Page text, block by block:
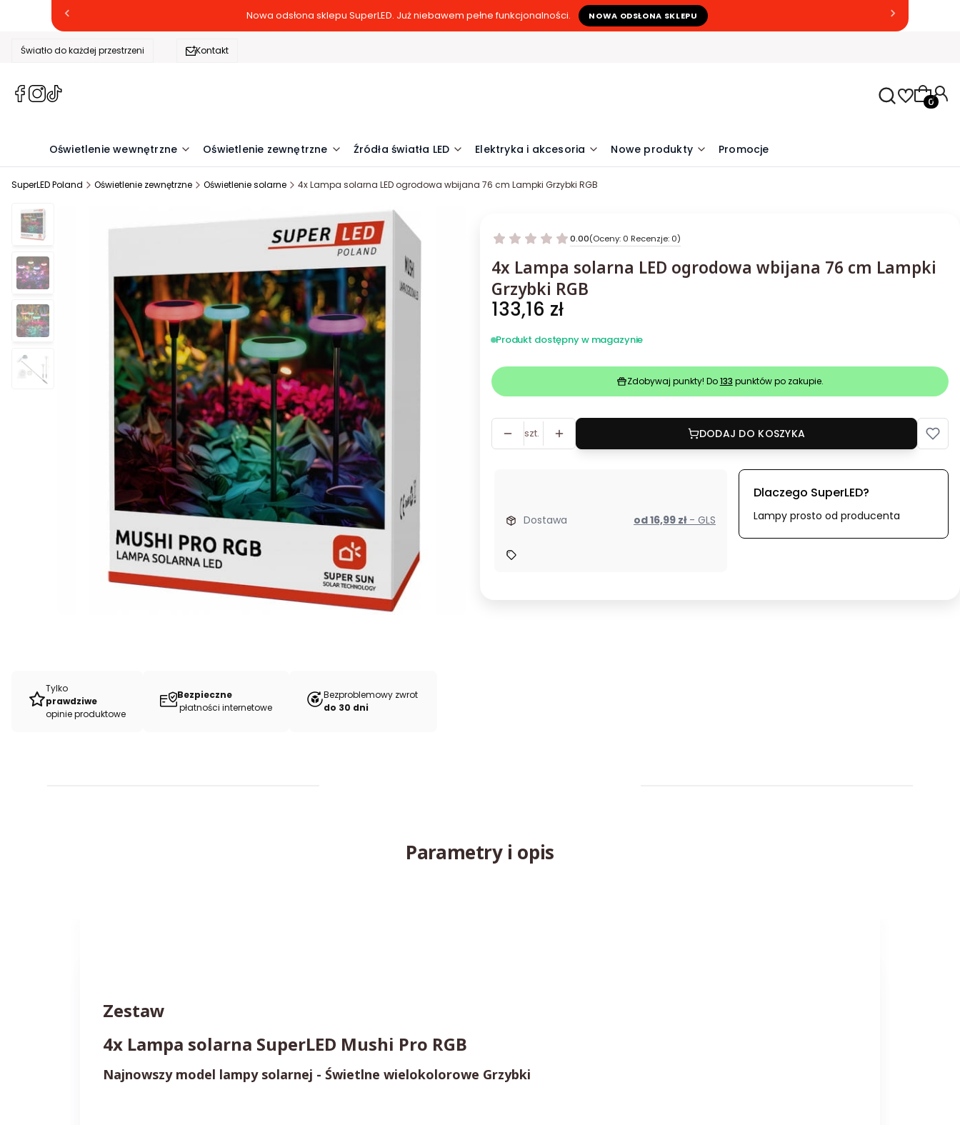
Nowa odsłona sklepu SuperLED. Już niebawem pełne funkcjonalności. NOWA ODSŁONA SKLEPU
Światło do każdej przestrzeni Kontakt
(Otwiera
(Otwiera
nowej
(Otwiera
nowej
Oświetlenie wewnętrzne Oświetlenie zewnętrzne Źródła światła LED Elektryka i akcesoria Nowe produkty Promocje
SuperLED Poland Oświetlenie zewnętrzne Oświetlenie solarne 4x Lampa solarna LED ogrodowa wbijana 76 cm Lampki Grzybki RGB
Tylko
prawdziwe
opinie produktowe
Bezpieczne
płatności internetowe
Bezproblemowy zwrot
do 30 dni
0.00(Oceny: 0 Recenzje: 0)
4x Lampa solarna LED ogrodowa wbijana 76 cm Lampki
Grzybki RGB
Cena
133,16 zł
Produkt dostępny w magazynie
Zdobywaj punkty! Do133 punktów po zakupie.
szt. DODAJ DO KOSZYKA
Dostawa od 16,99 zł - GLS
Dlaczego SuperLED?
Lampy prosto od producenta
Parametry i opis
Zestaw
4x Lampa solarna SuperLED Mushi Pro RGB
Najnowszy model lampy solarnej - Świetlne wielokolorowe Grzybki